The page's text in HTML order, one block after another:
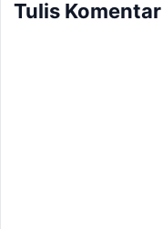
Tulis Komentar